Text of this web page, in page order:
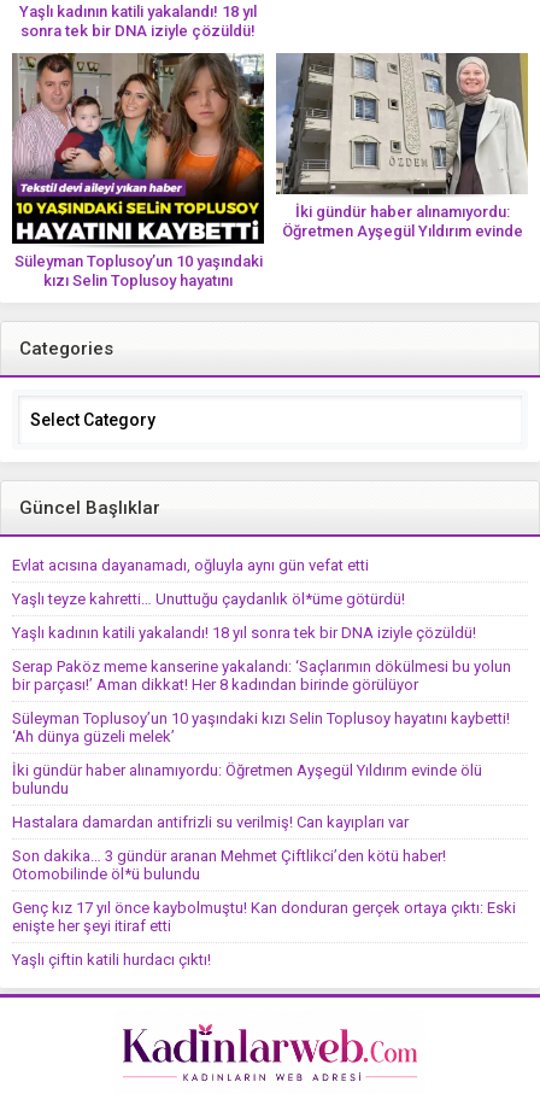
Yaşlı kadının katili yakalandı! 18 yıl
sonra tek bir DNA iziyle çözüldü!
Süleyman Toplusoy’un 10 yaşındaki
kızı Selin Toplusoy hayatını
kaybetti! ‘Ah dünya güzeli melek’
İki gündür haber alınamıyordu:
Öğretmen Ayşegül Yıldırım evinde
Categories
Categories
Güncel Başlıklar
Evlat acısına dayanamadı, oğluyla aynı gün vefat etti
Yaşlı teyze kahretti… Unuttuğu çaydanlık öl*üme götürdü!
Yaşlı kadının katili yakalandı! 18 yıl sonra tek bir DNA iziyle çözüldü!
Serap Paköz meme kanserine yakalandı: ‘Saçlarımın dökülmesi bu yolun
bir parçası!’ Aman dikkat! Her 8 kadından birinde görülüyor
Süleyman Toplusoy’un 10 yaşındaki kızı Selin Toplusoy hayatını kaybetti!
‘Ah dünya güzeli melek’
İki gündür haber alınamıyordu: Öğretmen Ayşegül Yıldırım evinde ölü
bulundu
Hastalara damardan antifrizli su verilmiş! Can kayıpları var
Son dakika… 3 gündür aranan Mehmet Çiftlikci’den kötü haber!
Otomobilinde öl*ü bulundu
Genç kız 17 yıl önce kaybolmuştu! Kan donduran gerçek ortaya çıktı: Eski
enişte her şeyi itiraf etti
Yaşlı çiftin katili hurdacı çıktı!